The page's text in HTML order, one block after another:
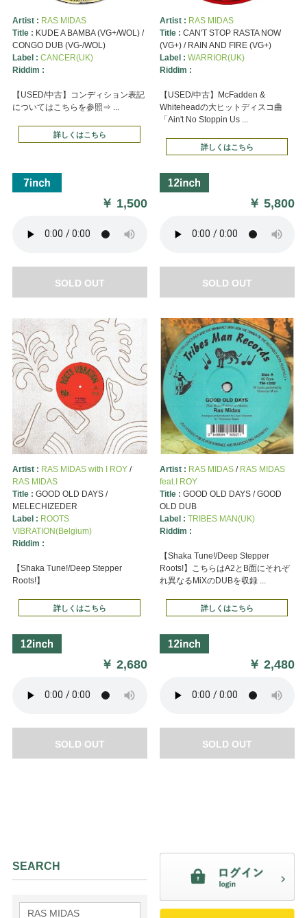
Artist : RAS MIDAS
Title : KUDE A BAMBA (VG+/WOL) /
CONGO DUB (VG-/WOL)
Label : CANCER(UK)
Riddim :
【USED/中古】コンディション表記
についてはこちらを参照⇒ ...
詳しくはこちら
￥ 1,500
SOLD OUT
Artist : RAS MIDAS
Title : CAN'T STOP RASTA NOW
(VG+) / RAIN AND FIRE (VG+)
Label : WARRIOR(UK)
Riddim :
【USED/中古】McFadden &
Whiteheadの大ヒットディスコ曲
「Ain't No Stoppin Us ...
詳しくはこちら
￥5,800
SOLD OUT
Artist : RAS MIDAS with I ROY/
RAS MIDAS
Title : GOOD OLD DAYS /
MELECHIZEDER
Label : ROOTS
VIBRATION(Belgium)
Riddim :
【Shaka Tune!/Deep Stepper
Roots!】
詳しくはこちら
￥2,680
SOLD OUT
Artist : RAS MIDAS/ RAS MIDAS
feat.I ROY
Title : GOOD OLD DAYS / GOOD
OLD DUB
Label : TRIBES MAN(UK)
Riddim :
【Shaka Tune!/Deep Stepper
Roots!】こちらはA2とB面にそれぞ
れ異なるMiXのDUBを収録 ...
詳しくはこちら
￥2,480
SOLD OUT
SEARCH